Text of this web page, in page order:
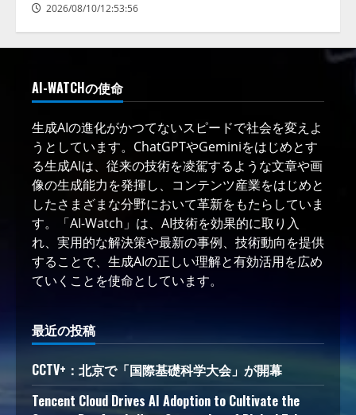
2026/08/10/12:53:56
AI-WATCHの使命
生成AIの進化がかつてないスピードで社会を変えよ
うとしています。ChatGPTやGeminiをはじめとす
る生成AIは、従来の技術を凌駕するような文章や画
像の生成能力を発揮し、コンテンツ産業をはじめと
したさまざまな分野において革新をもたらしていま
す。「AI-Watch」は、AI技術を効果的に取り入
れ、実用的な解決策や最新の事例、技術動向を提供
することで、生成AIの正しい理解と有効活用を広め
ていくことを使命としています。
最近の投稿
CCTV+：北京で「国際基礎科学大会」が開幕
Tencent Cloud Drives AI Adoption to Cultivate the